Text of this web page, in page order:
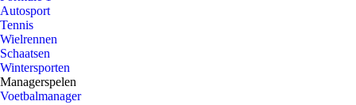
Autosport
Tennis
Wielrennen
Schaatsen
Wintersporten
Managerspelen
Voetbalmanager